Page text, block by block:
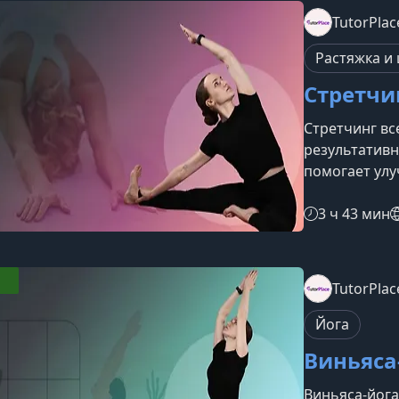
как
которая
пластику и
Растяжка и
Стретчинг
помогает
регулярно,
безопасного
кто уже
3 ч 43 мин
Йога